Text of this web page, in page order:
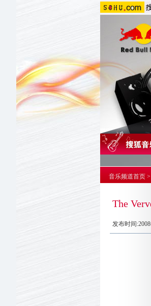
音乐频道首页 >
The
发布时间